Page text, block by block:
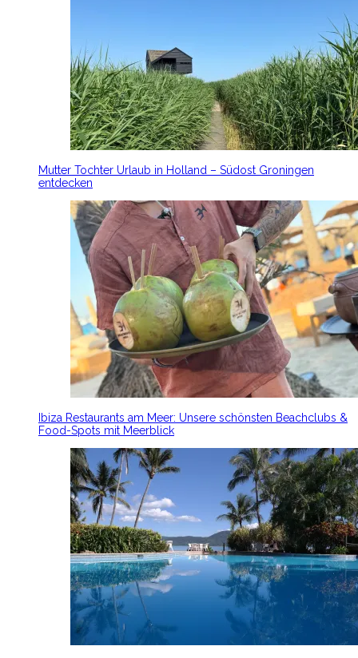
Mutter Tochter Urlaub in Holland – Südost Groningen
entdecken
Ibiza Restaurants am Meer: Unsere schönsten Beachclubs &
Food-Spots mit Meerblick